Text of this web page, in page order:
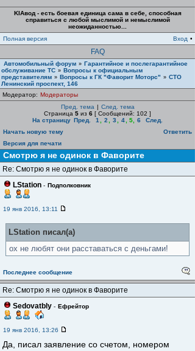
KIAвод - есть боевая единица сама в себе, способная
справиться с любой мыслимой и немыслимой
неожиданностью...
Полная версия
Вход •
FAQ
Автомобильный форум » Гарантийное и послегарантийное
обслуживание ТС » Вопросы к официальным
представителям » Вопросы к ГК "Фаворит Моторс" » СТО
Ленинский проспект, 146
Модератор: Модераторы
Пред. тема | След. тема
Страница 5 из 6 [ Сообщений: 102 ]
На страницу Пред. 1 2 3 4 5 6
След.
Начать новую тему
Ответить
Версия для печати
Смотрю я не одинок в Фаворите
Re: Смотрю я не одинок в Фаворите
LStation - Подполковник
19 янв 2016, 13:11
LStation писал(а)
ох не любят они расставаться с деньгами!
Последнее сообщение
Re: Смотрю я не одинок в Фаворите
Sedovatbly - Ефрейтор
19 янв 2016, 13:26
Да, писал заявление со счетом, номером